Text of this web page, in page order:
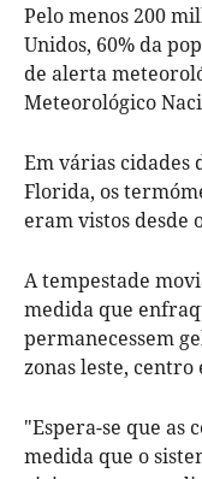
Pelo menos 200
Unidos, 60% da
de alerta
Meteorológico
Em várias cidades
Florida, os
eram vistos desde
A tempestade
medida que
permanecessem
zonas leste, centro
"Espera-se que as
medida que o